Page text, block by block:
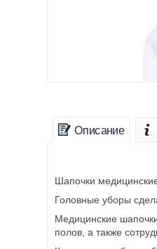
Описание
Шапочки
Головные уборы
Медицинские
полов, а также